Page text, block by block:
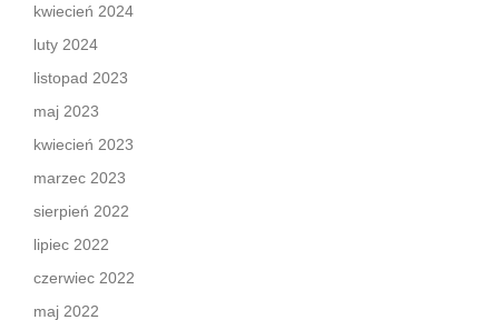
kwiecień 2024
luty 2024
listopad 2023
maj 2023
kwiecień 2023
marzec 2023
sierpień 2022
lipiec 2022
czerwiec 2022
maj 2022